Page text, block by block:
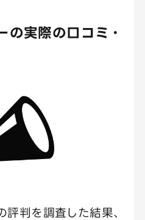
の実際の口コミ・
評判を調査した結果、